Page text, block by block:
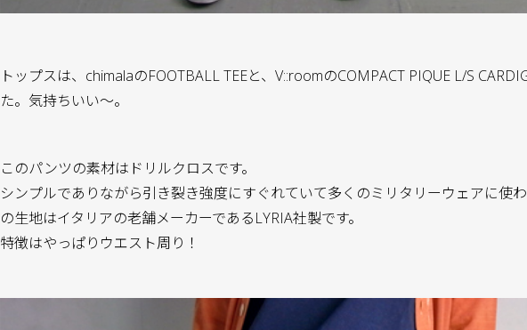
トップスは、chimalaのFOOTBALL TEEと、V::roomのCOMPACT PIQUE L/S
た。気持ちいい〜。
このパンツの素材はドリルクロスです。
シンプルでありながら引き裂き強度にすぐれていて多くのミリタリーウェアに使
の生地はイタリアの老舗メーカーであるLYRIA社製です。
特徴はやっぱりウエスト周り！